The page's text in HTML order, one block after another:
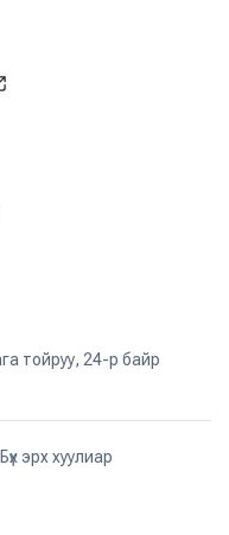
тойруу, 24-р байр
эрх хуулиар